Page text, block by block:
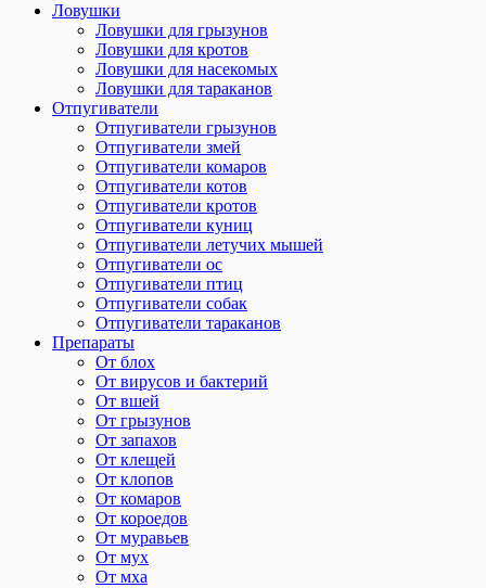
Ловушки
Ловушки для грызунов
Ловушки для кротов
Ловушки для насекомых
Ловушки для тараканов
Отпугиватели
Отпугиватели грызунов
Отпугиватели змей
Отпугиватели комаров
Отпугиватели котов
Отпугиватели кротов
Отпугиватели куниц
Отпугиватели летучих мышей
Отпугиватели ос
Отпугиватели птиц
Отпугиватели собак
Отпугиватели тараканов
Препараты
От блох
От вирусов и бактерий
От вшей
От грызунов
От запахов
От клещей
От клопов
От комаров
От короедов
От муравьев
От мух
От мха